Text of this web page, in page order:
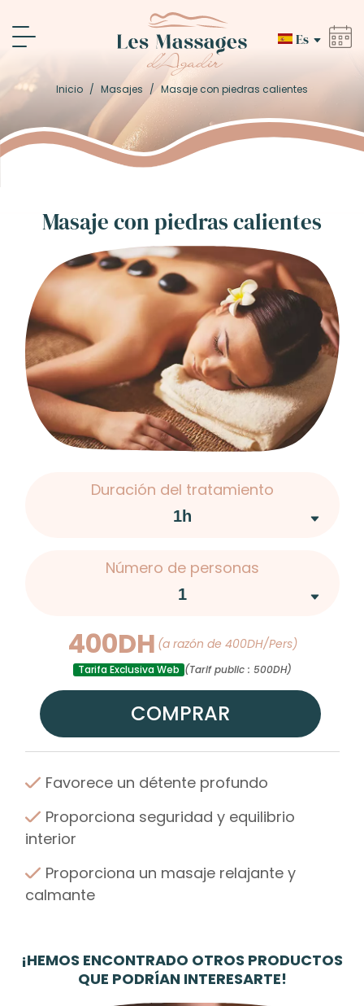
Es
Inicio / Masajes / Masaje con piedras calientes
Masaje con piedras calientes
Duración del tratamiento
Número de personas
400DH (a razón de 400DH/Pers)
Tarifa Exclusiva Web (Tarif public : 500DH)
COMPRAR
Favorece un détente profundo
Proporciona seguridad y equilibrio
interior
Proporciona un masaje relajante y
calmante
¡HEMOS ENCONTRADO OTROS PRODUCTOS
QUE PODRÍAN INTERESARTE!